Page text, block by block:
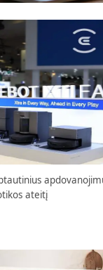
ateitį